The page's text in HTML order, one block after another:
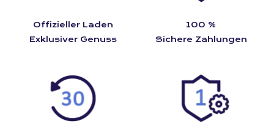
Offizieller Laden
Exklusiver Genuss
100 %
Sichere Zahlungen